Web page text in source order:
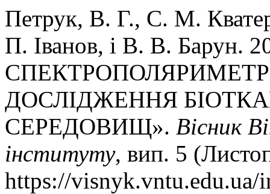
Петрук, В. Г., С. М.
П. Іванов, і В. В.
ДОСЛІДЖЕННЯ
СЕРЕДОВИЩ». Вісник
інституту, вип. 5
https://